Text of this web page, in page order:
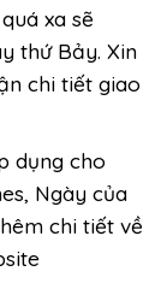
xa sẽ
thứ Bảy. Xin
chi tiết giao
dụng cho
Ngày của
chi tiết về